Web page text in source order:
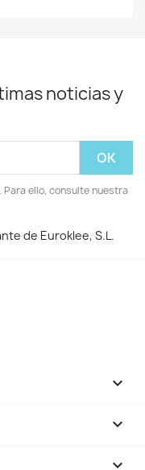
noticias y
ello, consulte nuestra
de Euroklee, S.L.


